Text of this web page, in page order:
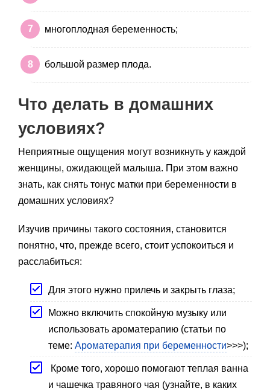
многоплодная беременность;
большой размер плода.
Что делать в домашних
условиях?
Неприятные ощущения могут возникнуть у каждой
женщины, ожидающей малыша. При этом важно
знать, как снять тонус матки при беременности в
домашних условиях?
Изучив причины такого состояния, становится
понятно, что, прежде всего, стоит успокоиться и
расслабиться:
Для этого нужно прилечь и закрыть глаза;
Можно включить спокойную музыку или
использовать ароматерапию (статьи по
теме: Ароматерапия при беременности>>>);
Кроме того, хорошо помогают теплая ванна
и чашечка травяного чая (узнайте, в каких